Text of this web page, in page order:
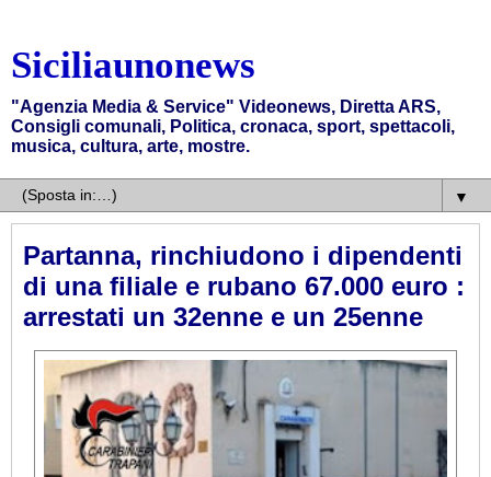
Siciliaunonews
"Agenzia Media & Service" Videonews, Diretta ARS,
Consigli comunali, Politica, cronaca, sport, spettacoli,
musica, cultura, arte, mostre.
▼
Partanna, rinchiudono i dipendenti
di una filiale e rubano 67.000 euro :
arrestati un 32enne e un 25enne